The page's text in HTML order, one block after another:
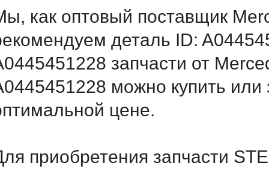
как оптовый поставщик
деталь ID:
запчасти от
можно купить или
цене.
приобретения запчасти